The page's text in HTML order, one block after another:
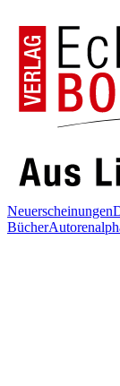
Neuerscheinungen
Bücher